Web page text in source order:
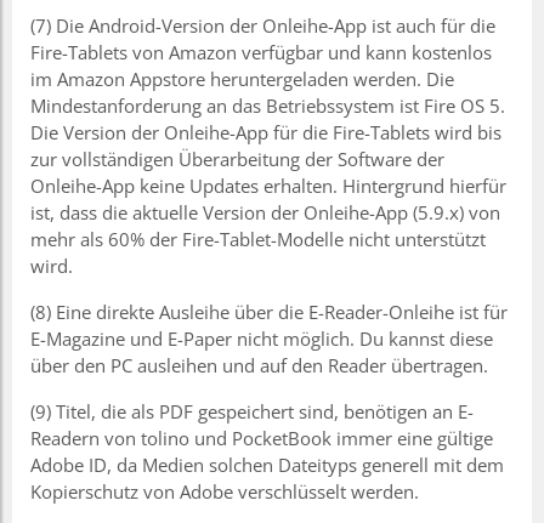
(7) Die Android-Version der Onleihe-App ist auch für die
Fire-Tablets von Amazon verfügbar und kann kostenlos
im Amazon Appstore heruntergeladen werden. Die
Mindestanforderung an das Betriebssystem ist Fire OS 5.
Die Version der Onleihe-App für die Fire-Tablets wird bis
zur vollständigen Überarbeitung der Software der
Onleihe-App keine Updates erhalten. Hintergrund hierfür
ist, dass die aktuelle Version der Onleihe-App (5.9.x) von
mehr als 60% der Fire-Tablet-Modelle nicht unterstützt
wird.
(8) Eine direkte Ausleihe über die E-Reader-Onleihe ist für
E-Magazine und E-Paper nicht möglich. Du kannst diese
über den PC ausleihen und auf den Reader übertragen.
(9) Titel, die als PDF gespeichert sind, benötigen an E-
Readern von tolino und PocketBook immer eine gültige
Adobe ID, da Medien solchen Dateityps generell mit dem
Kopierschutz von Adobe verschlüsselt werden.